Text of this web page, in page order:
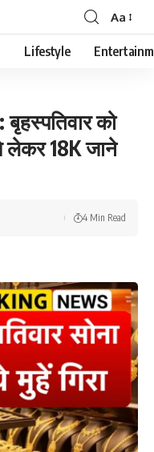
Font
Resizer
Aa
Lifestyle
को
लेकर 18K जाने
4 Min Read